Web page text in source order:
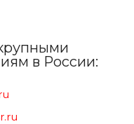
в России: